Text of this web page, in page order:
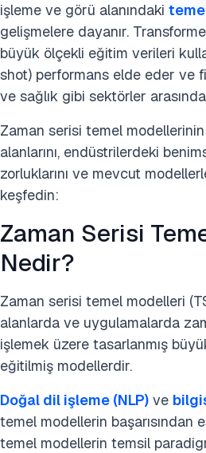
işleme ve görü alanındaki
gelişmelere dayanır.
büyük ölçekli eğitim verileri
shot) performans elde eder ve
ve sağlık gibi sektörler
Zaman serisi temel
alanlarını, endüstrilerdeki
zorluklarını ve mevcut
keşfedin:
Zaman Serisi
Nedir?
Zaman serisi temel modelleri
alanlarda ve uygulamalarda
işlemek üzere tasarlanmış
eğitilmiş modellerdir.
Doğal dil işleme (NLP) ve
temel modellerin başarısından
temel modellerin temsil
Diğer Temel Modellerden
Sonuç
Bu araştırmayı kaynak gösterin